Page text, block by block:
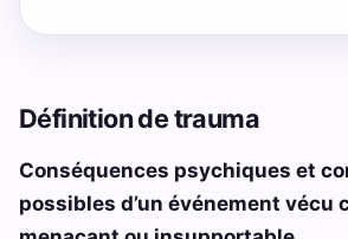
Définition de trauma
Conséquences psychiques et
possibles d’un événement vécu